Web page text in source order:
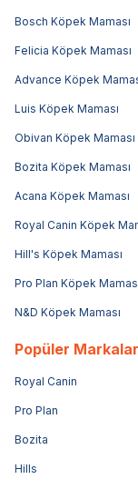
Bosch Köpek Maması
Felicia Köpek Maması
Advance Köpek
Luis Köpek Maması
Obivan Köpek Maması
Bozita Köpek Maması
Acana Köpek Maması
Royal Canin Köpek
Hill's Köpek Maması
Pro Plan Köpek
N&D Köpek Maması
Popüler Markalar
Royal Canin
Pro Plan
Bozita
Hills